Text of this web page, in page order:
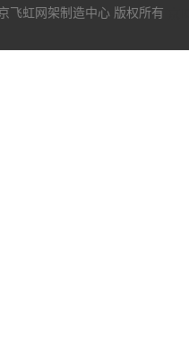
飞虹网架制造中心 版权所有